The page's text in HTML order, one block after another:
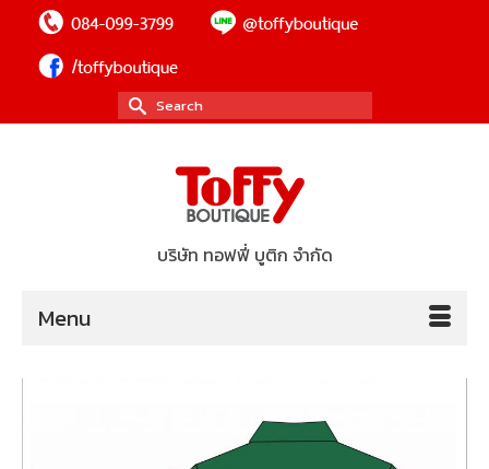
Search
for:
บริษัท ทอฟฟี่ บูติก จำกัด
Menu